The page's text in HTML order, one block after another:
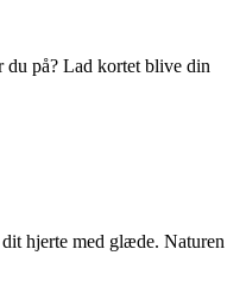
du på? Lad kortet blive din
hjerte med glæde. Naturen